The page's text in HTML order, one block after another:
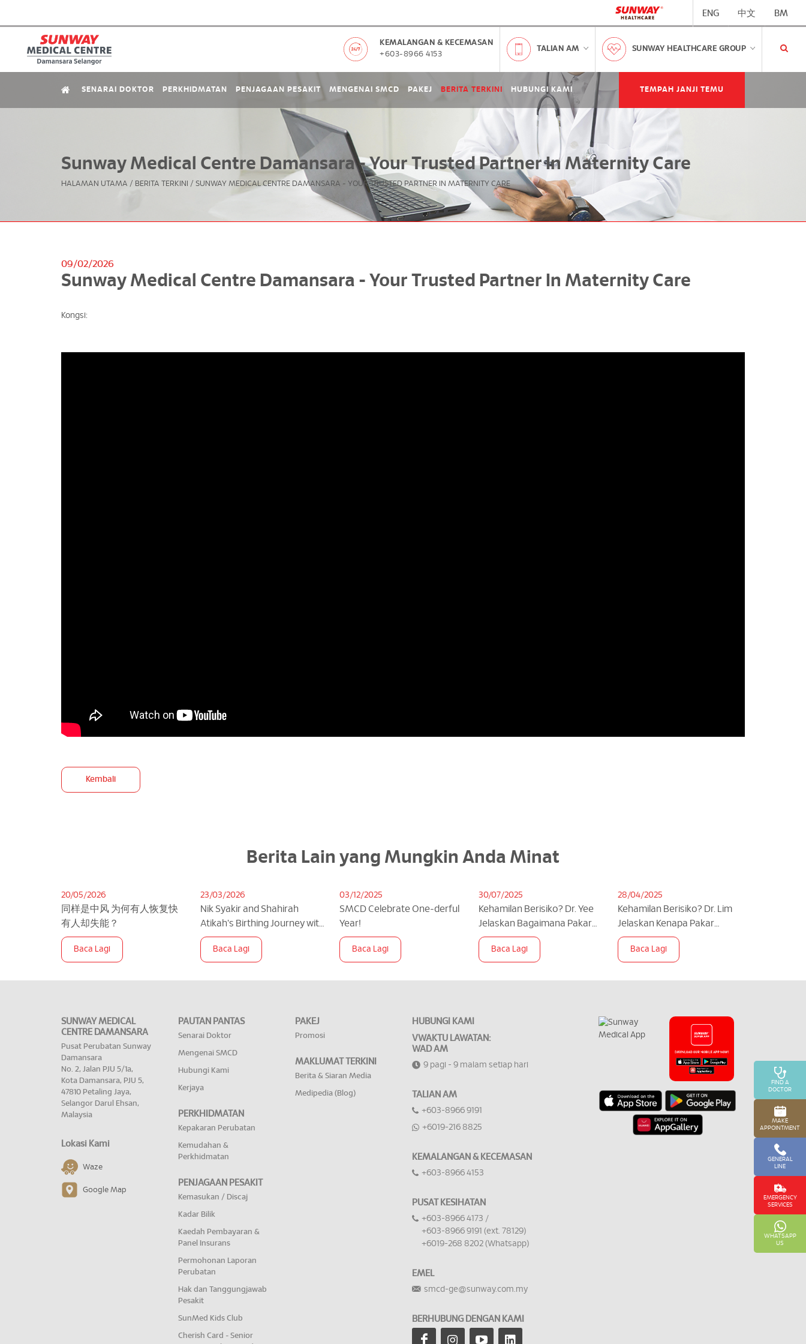
ENG 中文 BM
KEMALANGAN & KECEMASAN
+603-8966 4153
TALIAN AM SUNWAY HEALTHCARE GROUP
SENARAI DOKTOR PERKHIDMATAN PENJAGAAN PESAKIT MENGENAI SMCD PAKEJ BERITA TERKINI HUBUNGI KAMI TEMPAH JANJI TEMU
FIND A
DOCTOR
MAKE
APPOINTMENT
GENERAL
LINE
EMERGENCY
SERVICES
WHATSAPP
US
Sunway Medical Centre Damansara - Your Trusted Partner In Maternity Care
HALAMAN UTAMA / BERITA TERKINI / SUNWAY MEDICAL CENTRE DAMANSARA - YOUR TRUSTED PARTNER IN MATERNITY CARE
09/02/2026
Sunway Medical Centre Damansara - Your Trusted Partner In Maternity Care
Kongsi:
Kembali
Berita Lain yang Mungkin Anda Minat
20/05/2026
同样是中风 为何有人恢复快
有人却失能？
Baca Lagi
23/03/2026
Nik Syakir and Shahirah
Atikah's Birthing Journey with
SMCD
Baca Lagi
03/12/2025
SMCD Celebrate One-derful
Year!
Baca Lagi
30/07/2025
Kehamilan Berisiko? Dr. Yee
Jelaskan Bagaimana Pakar
Neonatalogi Boleh Bantu
Anda! | theAsianparent
Baca Lagi
28/04/2025
Kehamilan Berisiko? Dr. Lim
Jelaskan Kenapa Pakar
Maternal Fetal Medicine
Penting!
Baca Lagi
SUNWAY MEDICAL
CENTRE DAMANSARA
Pusat Perubatan Sunway
Damansara
No. 2, Jalan PJU 5/1a,
Kota Damansara, PJU 5,
47810 Petaling Jaya,
Selangor Darul Ehsan,
Malaysia
Lokasi Kami
Waze
Google Map
PAUTAN PANTAS
Senarai Doktor
Mengenai SMCD
Hubungi Kami
Kerjaya
PERKHIDMATAN
Kepakaran Perubatan
Kemudahan &
Perkhidmatan
PENJAGAAN PESAKIT
Kemasukan / Discaj
Kadar Bilik
Kaedah Pembayaran &
Panel Insurans
Permohonan Laporan
Perubatan
Hak dan Tanggungjawab
Pesakit
SunMed Kids Club
Cherish Card - Senior
PAKEJ
Promosi
MAKLUMAT TERKINI
Berita & Siaran Media
Medipedia (Blog)
HUBUNGI KAMI
VWAKTU LAWATAN:
WAD AM
9 pagi - 9 malam setiap hari
TALIAN AM
+603-8966 9191
+6019-216 8825
KEMALANGAN & KECEMASAN
+603-8966 4153
PUSAT KESIHATAN
+603-8966 4173 /
+603-8966 9191 (ext. 78129)
+6019-268 8202 (Whatsapp)
EMEL
smcd-ge@sunway.com.my
BERHUBUNG DENGAN KAMI